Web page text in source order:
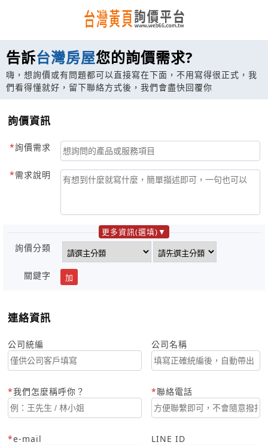
告訴台灣房屋您的詢價需求?
嗨，想詢價或有問題都可以直接寫在下面，不用寫得很正式，我
們看得懂就好，留下聯絡方式後，我們會盡快回覆你
詢價資訊
詢價需求
需求說明
更多資訊(選填)
詢價分類
關鍵字 加
連絡資訊
公司統編 公司名稱
我們怎麼稱呼你？ 聯絡電話
e-mail LINE ID